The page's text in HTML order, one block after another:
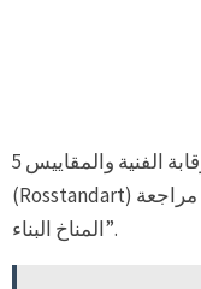
5 المسجلة الوكالة الاتحادية للرقابة الفنية والمقاييس
(Rosstandart) مراجعة JV 131.13330.2011 “قص 23/01/2003
المناخ البناء”.